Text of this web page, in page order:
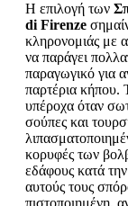
Η επιλογή των
di Firenze
κληρονομιάς με
να παράγει
παραγωγικό για
παρτέρια κήπου.
υπέροχα όταν
σούπες και
κορυφές των
εδάφους κατά
αυτούς τους